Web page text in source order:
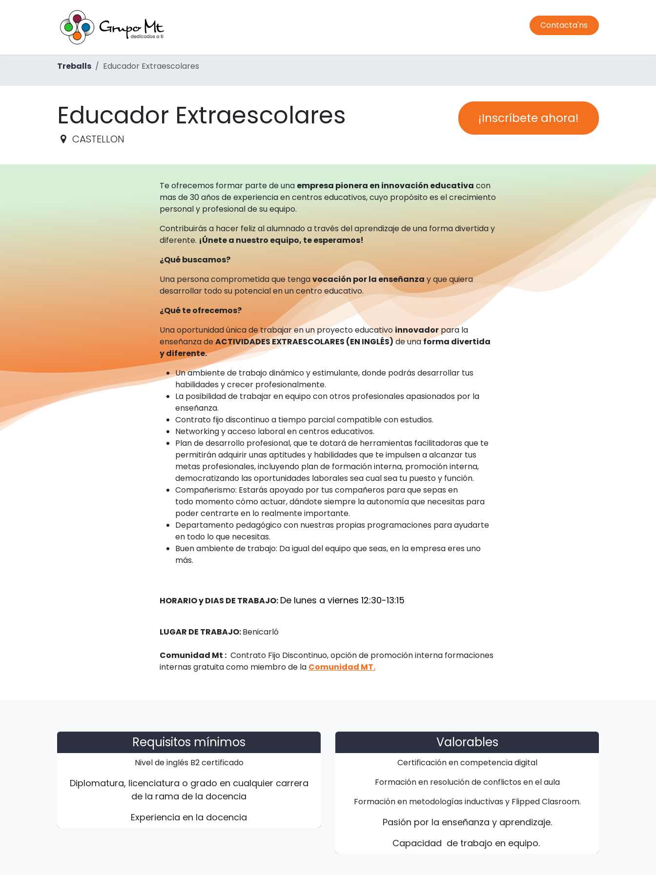
Condiciones de compra
Contacta'ns
Treballs Educador Extraescolares
¡Inscríbete ahora!
Educador Extraescolares
CASTELLON
Te ofrecemos formar parte de una empresa pionera en innovación educativa con
mas de 30 años de experiencia en centros educativos, cuyo propósito es el crecimiento
personal y profesional de su equipo.
Contribuirás a hacer feliz al alumnado a través del aprendizaje de una forma divertida y
diferente. ¡Únete a nuestro equipo, te esperamos!
¿Qué buscamos?
Una persona comprometida que tengavocación por la enseñanza y que quiera
desarrollar todo su potencial en un centro educativo.
¿Qué te ofrecemos?
Una oportunidad única de trabajar en un proyecto educativo innovador para la
enseñanza deACTIVIDADES EXTRAESCOLARES (EN INGLÉS)de unaforma divertida
y diferente.
Un ambiente de trabajo dinámico y estimulante, donde podrás desarrollar tus
habilidades y crecer profesionalmente.
La posibilidad de trabajar en equipo con otros profesionales apasionados por la
enseñanza.
Contrato fijo discontinuo a tiempo parcial compatible con estudios.
Networking y acceso laboral en centros educativos.
Plan de desarrollo profesional, que te dotará de herramientas facilitadoras que te
permitirán adquirir unas aptitudes y habilidades que te impulsen a alcanzar tus
metas profesionales, incluyendo plan de formación interna, promoción interna,
democratizando las oportunidades laborales sea cual sea tu puesto y función.
Compañerismo: Estarás apoyado por tus compañeros para que sepas en
todo momento cómo actuar, dándote siempre la autonomía que necesitas para
poder centrarte en lo realmente importante.
Departamento pedagógico con nuestras propias programaciones para ayudarte
en todo lo que necesitas.
Buen ambiente de trabajo: Da igual del equipo que seas, en la empresa eres uno
más.
HORARIO y DIAS DE TRABAJO: De lunes a viernes 12:30-13:15
LUGAR DE TRABAJO:Benicarló
Comunidad Mt : Contrato Fijo Discontinuo, opción de promoción interna formaciones
internas gratuita como miembro de la Comunidad MT.
Requisitos mínimos
Nivel de inglés B2 certificado
Diplomatura, licenciatura o grado en cualquier carrera
de la rama de la docencia
Experiencia en la docencia
Valorables
Certificación en competencia digital
Formación en resolución de conflictos en el aula
Formación en metodologías inductivas y Flipped Clasroom.
Pasión por la enseñanza y aprendizaje.
Capacidad de trabajo en equipo.